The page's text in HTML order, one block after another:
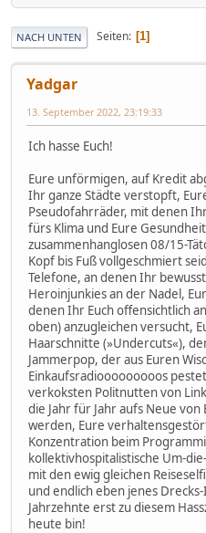
NACH UNTEN Seiten 1
Yadgar
13. September 2022, 23:19:33
Ich hasse Euch!
Eure unförmigen, auf Kredit
Ihr ganze Städte verstopft,
Pseudofahrräder, mit denen
fürs Klima und Eure
zusammenhanglosen 08/15-
Kopf bis Fuß vollgeschmiert
Telefone, an denen Ihr
Heroinjunkies an der Nadel,
denen Ihr Euch offensichtlich
oben) anzugleichen versucht,
Haarschnitte (»Undercuts«),
Jammerpop, der aus Euren
Einkaufsradiooooooooos
verkoksten Politnutten von
die Jahr für Jahr aufs Neue von
werden, Eure
Konzentration beim
kollektivhospitalistische Um-
mit den ewig gleichen
und endlich eben jenes
Jahrzehnte erst zu diesem
heute bin!